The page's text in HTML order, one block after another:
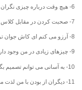
6- هیچ وقت درباره چیزی نگران نمی شوم .
7- صحبت کردن در مقابل کلاس برایم سخت است .
8- آرزو می کنم ای کاش جوان تر بودم .
9- چیزهای زیادی در من وجود دارد که اگر می توانستم ، آن ها را تغییر می دادم .
10- به آسانی می توانم تصمیم بگیرم .
11- دیگران از بودن با من لذت می برند .